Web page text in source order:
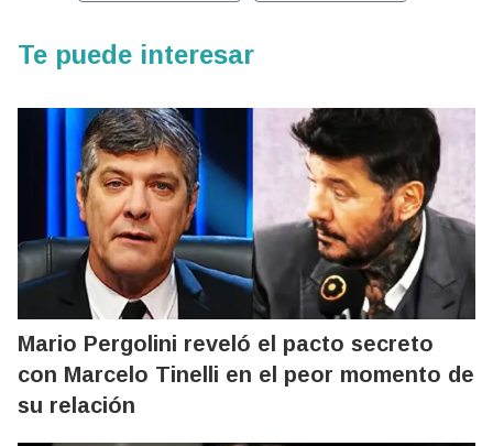
Te puede interesar
Mario Pergolini reveló el pacto secreto
con Marcelo Tinelli en el peor momento de
su relación